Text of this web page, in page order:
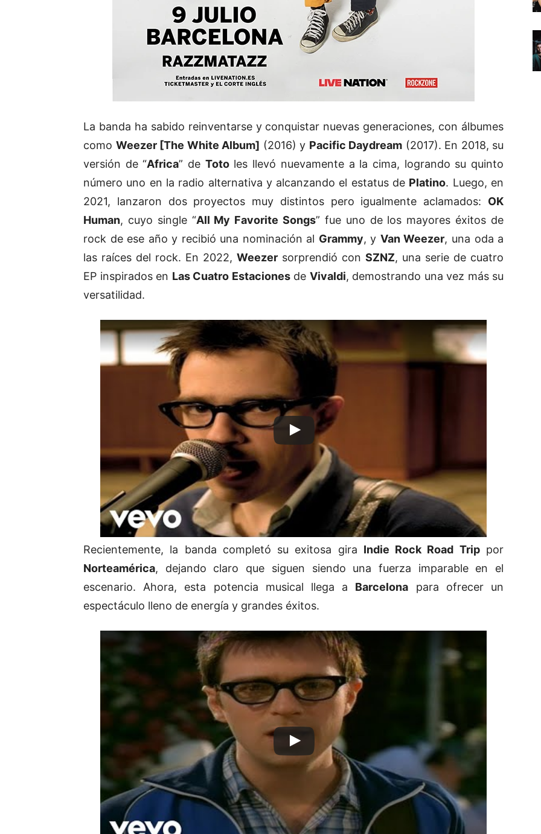
La banda ha sabido reinventarse y conquistar nuevas generaciones, con álbumes
como Weezer [The White Album] (2016) y Pacific Daydream (2017). En 2018, su
versión de “Africa” de Totoles llevó nuevamente a la cima, logrando su quinto
número uno en la radio alternativa y alcanzando el estatus de Platino. Luego, en
2021, lanzaron dos proyectos muy distintos pero igualmente aclamados: OK
Human, cuyo single “All My Favorite Songs” fue uno de los mayores éxitos de
rock de ese año y recibió una nominación al Grammy, y Van Weezer, una oda a
las raíces del rock. En 2022, Weezer sorprendió con SZNZ, una serie de cuatro
EP inspirados en Las Cuatro Estacionesde Vivaldi, demostrando una vez más su
versatilidad.
Recientemente, la banda completó su exitosa gira Indie Rock Road Trippor
Norteamérica, dejando claro que siguen siendo una fuerza imparable en el
escenario. Ahora, esta potencia musical llega a Barcelona para ofrecer un
espectáculo lleno de energía y grandes éxitos.